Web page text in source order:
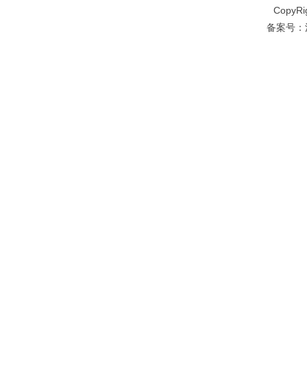
备案号：